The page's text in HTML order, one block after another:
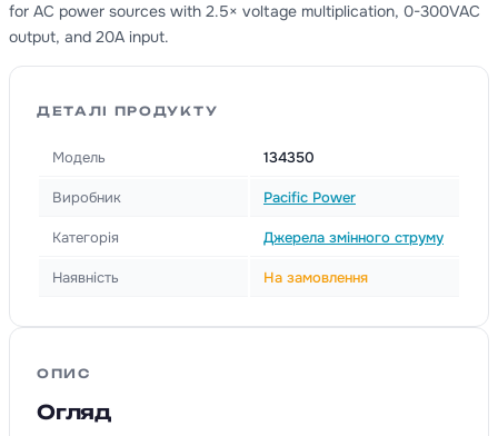
for AC power sources with 2.5× voltage multiplication, 0-300VAC
output, and 20A input.
ДЕТАЛІ ПРОДУКТУ
Модель 134350
Виробник Pacific Power
Категорія Джерела змінного струму
Наявність На замовлення
ОПИС
Огляд